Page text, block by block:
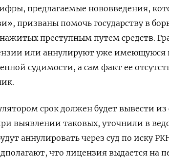
предлагаемые нововведения,
призваны помочь государству в
преступным путем средств.
или аннулируют уже имеющуюся
судимости, а сам факт ее
срок должен будет вывести из
выявлении таковых, уточнили в
аннулировать через суд по иску
что лицензия выдается на